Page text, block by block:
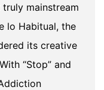
mainstream
lo Habitual, the
its creative
“Stop” and